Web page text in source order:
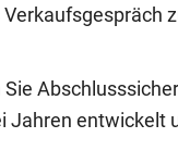
Verkaufsgespräch
Sie
Jahren entwickelt